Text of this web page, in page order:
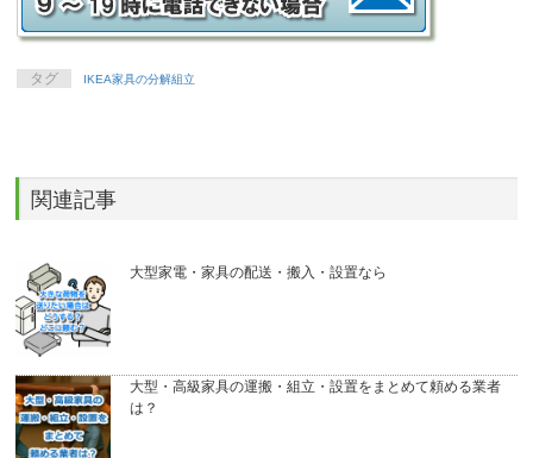
タグ IKEA家具の分解組立
関連記事
大型家電・家具の配送・搬入・設置なら
大型・高級家具の運搬・組立・設置をまとめて頼める業者
は？